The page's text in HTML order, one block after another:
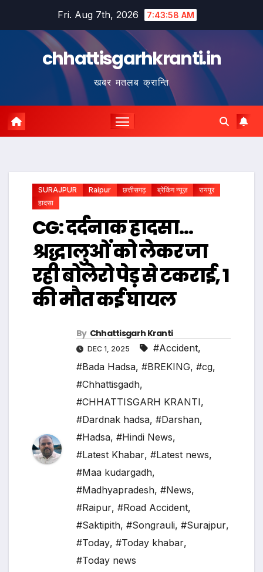
Fri. Aug 7th, 2026 7:43:59 AM
chhattisgarhkranti.in
खबर मतलब क्रान्ति
SURAJPUR Raipur छत्तीसगढ़ ब्रेकिंग न्यूज़
रायपुर
हादसा
CG: दर्दनाक हादसा…
श्रद्धालुओं को लेकर जा
रही बोलेरो पेड़ से टकराई, 1
की मौत कई घायल
By Chhattisgarh Kranti
DEC 1, 2025 #Accident,
#Bada Hadsa, #BREKING, #cg,
#Chhattisgadh,
#CHHATTISGARH KRANTI,
#Dardnak hadsa, #Darshan,
#Hadsa, #Hindi News,
#Latest Khabar, #Latest news,
#Maa kudargadh,
#Madhyapradesh, #News,
#Raipur, #Road Accident,
#Saktipith, #Songrauli, #Surajpur,
#Today, #Today khabar,
#Today news